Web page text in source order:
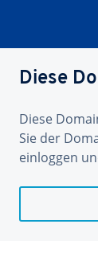
Diese
Diese
Sie der
einloggen